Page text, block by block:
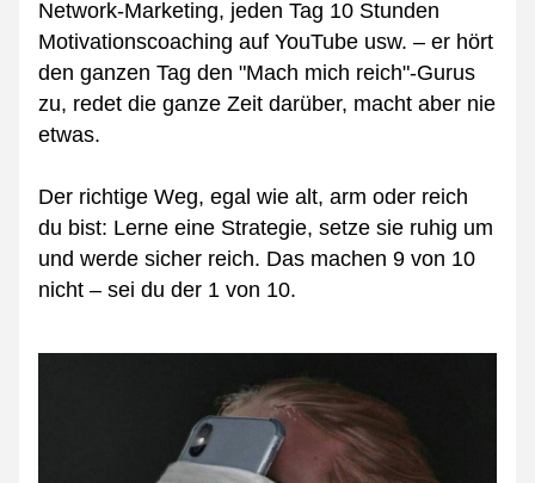
Network-Marketing, jeden Tag 10 Stunden
Motivationscoaching auf YouTube usw. – er hört
den ganzen Tag den "Mach mich reich"-Gurus
zu, redet die ganze Zeit darüber, macht aber nie
etwas.
Der richtige Weg, egal wie alt, arm oder reich
du bist: Lerne eine Strategie, setze sie ruhig um
und werde sicher reich. Das machen 9 von 10
nicht – sei du der 1 von 10.